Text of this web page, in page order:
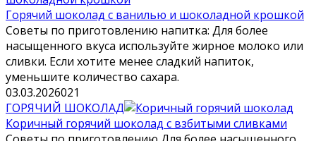
Горячий шоколад с ванилью и шоколадной крошкой
Советы по приготовлению напитка: Для более
насыщенного вкуса используйте жирное молоко или
сливки. Если хотите менее сладкий напиток,
уменьшите количество сахара.
03.03.2026021
ГОРЯЧИЙ ШОКОЛАД
Коричный горячий шоколад с взбитыми сливками